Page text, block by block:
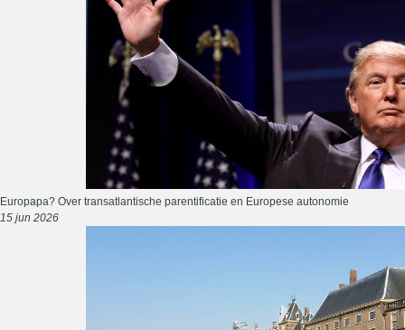
Europapa? Over transatlantische parentificatie en Europese autonomie
15 jun 2026